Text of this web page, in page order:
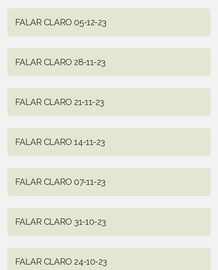
FALAR CLARO 05-12-23
FALAR CLARO 28-11-23
FALAR CLARO 21-11-23
FALAR CLARO 14-11-23
FALAR CLARO 07-11-23
FALAR CLARO 31-10-23
FALAR CLARO 24-10-23